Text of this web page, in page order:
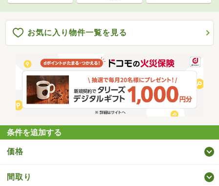
お気に入り物件一覧を見る
条件を追加する
価格
間取り